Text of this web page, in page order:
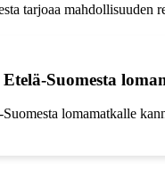
tarjoaa mahdollisuuden
Suomesta
lomamatkalle